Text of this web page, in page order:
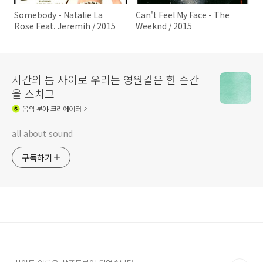
Somebody - Natalie La
Rose Feat. Jeremih / 2015
Can't Feel My Face - The
Weeknd / 2015
시간의 틈 사이로 우리는 영원같은 한 순간
을 스치고
음악분야 크리에이터
all about sound
구독하기